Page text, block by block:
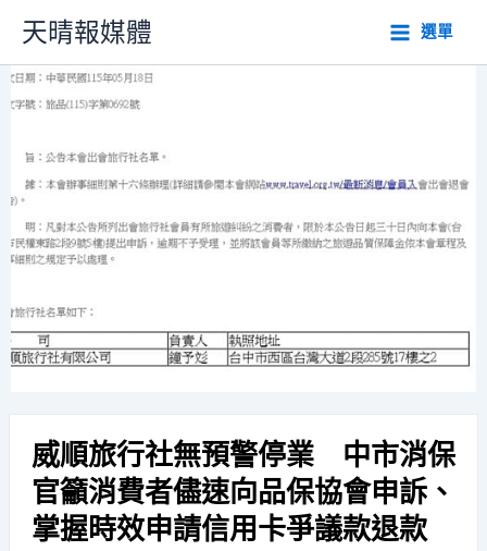
主
要
內
天晴報媒體 選單
威順旅行社無預警停業 中市消保
官籲消費者儘速向品保協會申訴、
掌握時效申請信用卡爭議款退款